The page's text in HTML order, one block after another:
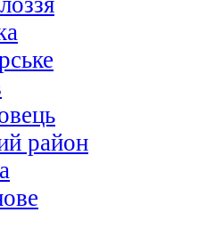
район